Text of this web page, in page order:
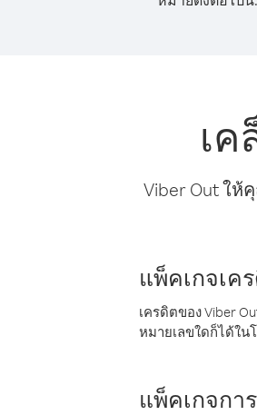
เ
Viber Out ใ
แพ็คเกจเค
เครดิตของ Viber
หมายเลขใดก็ได้ใน
แพ็คเกจกา